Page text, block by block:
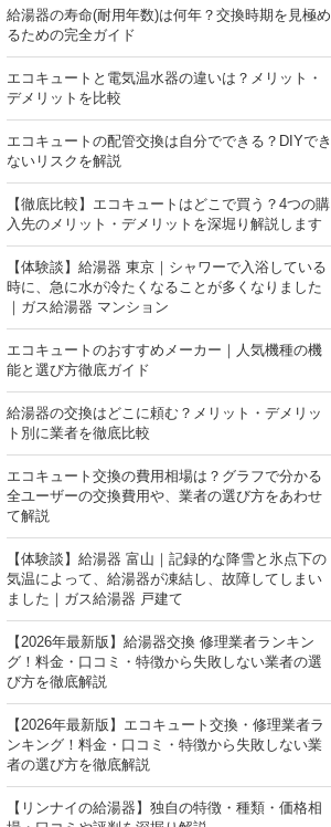
給湯器の寿命(耐用年数)は何年？交換時期を見極め
るための完全ガイド
エコキュートと電気温水器の違いは？メリット・
デメリットを比較
エコキュートの配管交換は自分でできる？DIYでき
ないリスクを解説
【徹底比較】エコキュートはどこで買う？4つの購
入先のメリット・デメリットを深堀り解説します
【体験談】給湯器 東京｜シャワーで入浴している
時に、急に水が冷たくなることが多くなりました
｜ガス給湯器 マンション
エコキュートのおすすめメーカー｜人気機種の機
能と選び方徹底ガイド
給湯器の交換はどこに頼む？メリット・デメリッ
ト別に業者を徹底比較
エコキュート交換の費用相場は？グラフで分かる
全ユーザーの交換費用や、業者の選び方をあわせ
て解説
【体験談】給湯器 富山｜記録的な降雪と氷点下の
気温によって、給湯器が凍結し、故障してしまい
ました｜ガス給湯器 戸建て
【2026年最新版】給湯器交換 修理業者ランキン
グ！料金・口コミ・特徴から失敗しない業者の選
び方を徹底解説
【2026年最新版】エコキュート交換・修理業者ラ
ンキング！料金・口コミ・特徴から失敗しない業
者の選び方を徹底解説
【リンナイの給湯器】独自の特徴・種類・価格相